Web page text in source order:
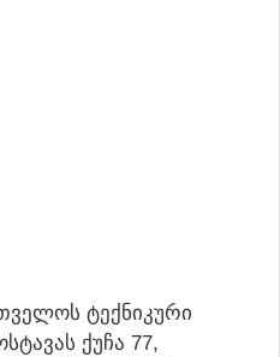
ტექნიკური
ქუჩა 77,